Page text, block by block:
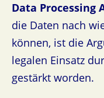
Data Processing
die Daten nach
können, ist die
legalen Einsatz
gestärkt worden.